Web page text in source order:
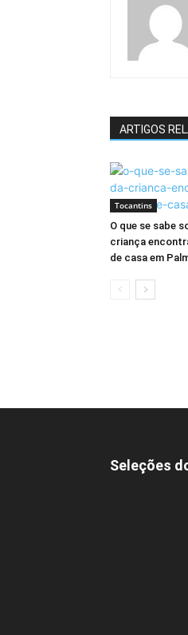
ARTIGOS
Tocantins
O que se sabe
criança
de casa em
Seleções